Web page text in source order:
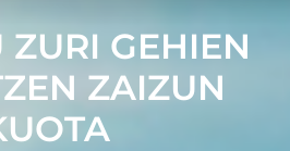
ZURI GEHIEN
ZAIZUN